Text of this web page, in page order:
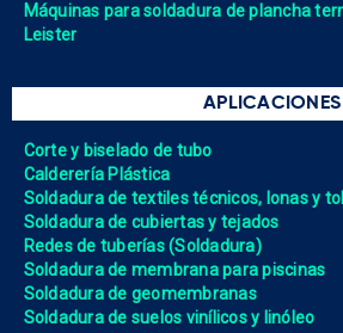
Máquinas para soldadura de plancha
Leister
APLICACIONES
Corte y biselado de tubo
Calderería Plástica
Soldadura de textiles técnicos, lonas y
Soldadura de cubiertas y tejados
Redes de tuberías (Soldadura)
Soldadura de membrana para piscinas
Soldadura de geomembranas
Soldadura de suelos vinílicos y linóleo